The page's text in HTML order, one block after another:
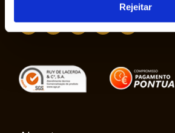
Rejeitar